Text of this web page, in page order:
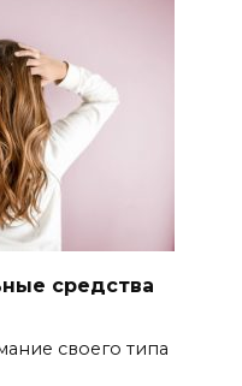
средства
своего типа